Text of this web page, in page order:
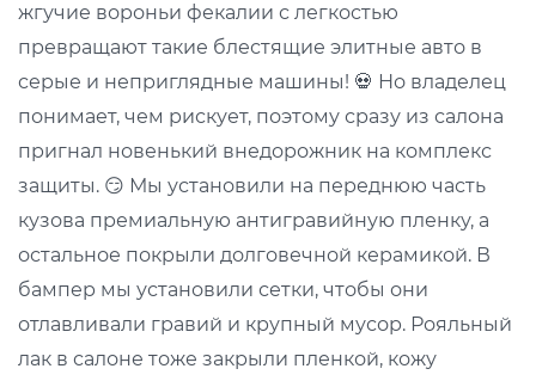
жгучие вороньи фекалии с легкостью
превращают такие блестящие элитные авто в
серые и неприглядные машины! 💀 Но владелец
понимает, чем рискует, поэтому сразу из салона
пригнал новенький внедорожник на комплекс
защиты. 😏 Мы установили на переднюю часть
кузова премиальную антигравийную пленку, а
остальное покрыли долговечной керамикой. В
бампер мы установили сетки, чтобы они
отлавливали гравий и крупный мусор. Рояльный
лак в салоне тоже закрыли пленкой, кожу